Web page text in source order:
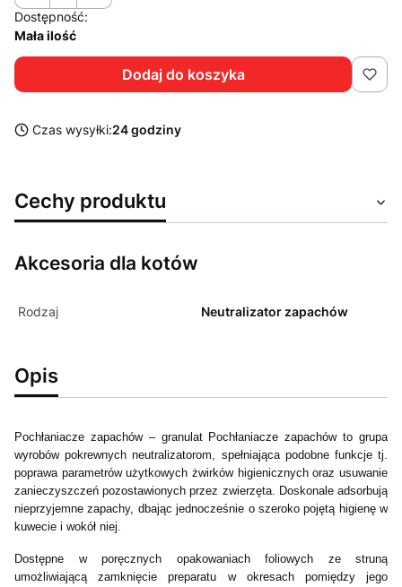
Dostępność:
Mała ilość
Dodaj do koszyka
Czas wysyłki:24 godziny
Cechy produktu
Akcesoria dla kotów
Rodzaj Neutralizator zapachów
Opis
Pochłaniacze zapachów – granulat Pochłaniacze zapachów to grupa
wyrobów pokrewnych neutralizatorom, spełniająca podobne funkcje tj.
poprawa parametrów użytkowych żwirków higienicznych oraz usuwanie
zanieczyszczeń pozostawionych przez zwierzęta. Doskonale adsorbują
nieprzyjemne zapachy, dbając jednocześnie o szeroko pojętą higienę w
kuwecie i wokół niej.
Dostępne w poręcznych opakowaniach foliowych ze struną
umożliwiającą zamknięcie preparatu w okresach pomiędzy jego